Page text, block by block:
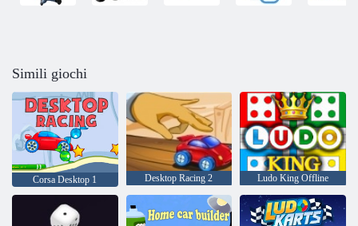
Simili giochi
Corsa Desktop 1 Desktop Racing 2 Ludo King Offline